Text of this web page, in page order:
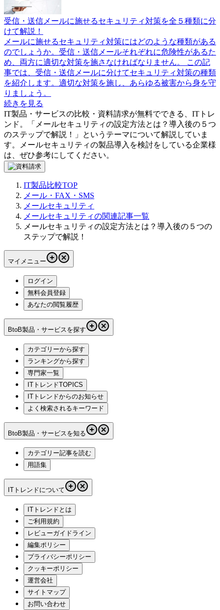
受信・送信メールに施せるセキュリティ対策を全５種類に分
けて解説！
メールに施せるセキュリティ対策にはどのような種類がある
のでしょうか。受信・送信メールそれぞれに危険性があるた
め、両方に適切な対策を施さなければなりません。 この記
事では、受信・送信メールに分けてセキュリティ対策の種類
を紹介します。適切な対策を施し、あらゆる被害から身を守
りましょう。
続きを見る
IT製品・サービスの比較・資料請求が無料でできる、ITトレ
ンド。「 メールセキュリティの設定方法とは？導入後の５つ
のステップで解説！
」というテーマについて解説していま
す。
メールセキュリティの製品導入を検討をしている企業様
は、ぜひ参考にしてください。
IT製品比較TOP
メール・FAX・SMS
メールセキュリティ
メールセキュリティの関連記事一覧
メールセキュリティの設定方法とは？導入後の５つの
ステップで解説！
マイメニュー
ログイン
無料会員登録
あなたの閲覧履歴
BtoB製品・サービスを探す
カテゴリーから探す
ランキングから探す
専門家一覧
ITトレンドTOPICS
ITトレンドからのお知らせ
よく検索されるキーワード
BtoB製品・サービスを知る
カテゴリー記事を読む
用語集
ITトレンドについて
ITトレンドとは
ご利用規約
レビューガイドライン
編集ポリシー
プライバシーポリシー
クッキーポリシー
運営会社
サイトマップ
お問い合わせ